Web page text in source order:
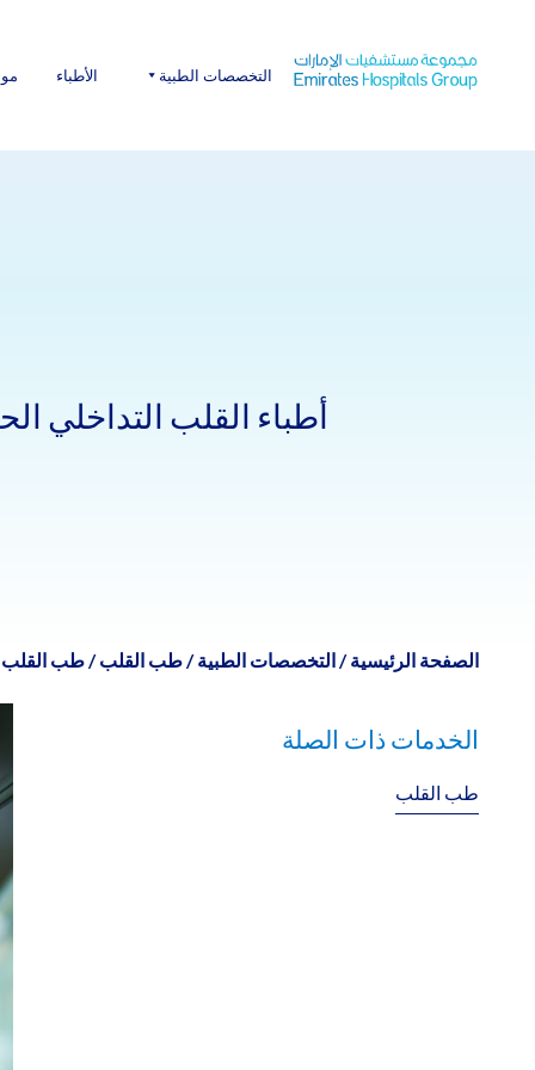
content
التخصصات الطبية الأطباء
أطباء القلب التداخلي
الصفحة الرئيسية /التخصصات الطبية /طب القلب /طب القلب
الخدمات ذات الصلة
طب القلب